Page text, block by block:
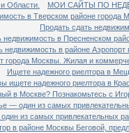
Области.
МОИ САЙТЫ ПО
в Тверском районе города
Продать сдать
недвижимость в Пресненском
недвижимость в районе
города Москвы. Жилая и
Ищете надежного риелтора в
ищете надежного риелтора в
в Москве? Познакомьтесь с
— один из самых
из самых привлекательных
в районе Москвы Беговой,